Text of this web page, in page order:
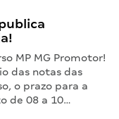
MP MG Promotor!
das notas das
o prazo para a
de 08 a 10…